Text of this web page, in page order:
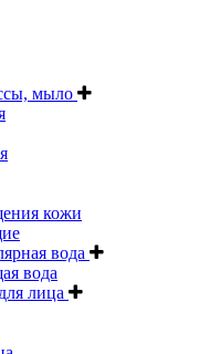
мыло
кожи
вода
вода
лица